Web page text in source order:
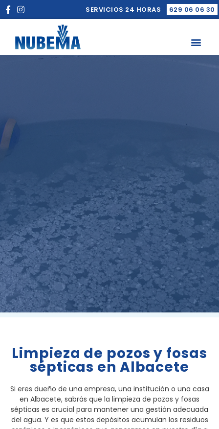
SERVICIOS 24 HORAS 629 06 06 30
Limpieza de pozos y fosas
sépticas en Albacete
Si eres dueño de una empresa, una institución o una casa
en Albacete, sabrás que la limpieza de pozos y fosas
sépticas es crucial para mantener una gestión adecuada
del agua. Y es que estos depósitos acumulan los residuos